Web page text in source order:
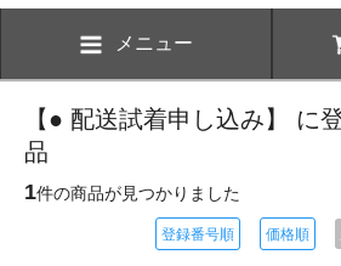
メニュー
【● 配送試着申し込み】 に
品
1件の商品が見つかりました
登録番号順 価格順